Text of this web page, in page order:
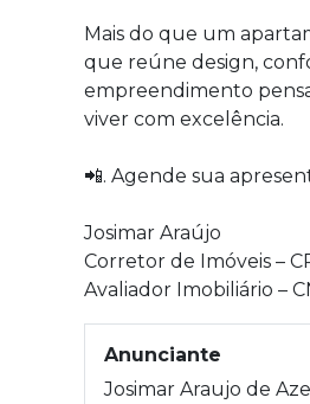
Mais do que um
que reúne design,
empreendimento
viver com excelência.
📲. Agende sua
Josimar Araújo
Corretor de Imóveis –
Avaliador Imobiliário –
Anunciante
Josimar Araujo de